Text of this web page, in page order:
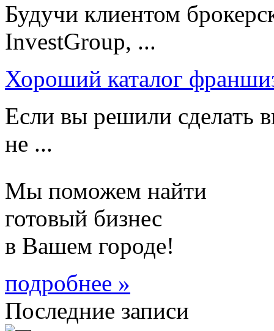
Будучи клиентом
InvestGroup, ...
Хороший каталог
Если вы решили сделать
не ...
Мы поможем найти
готовый бизнес
в Вашем городе!
подробнее »
Последние записи